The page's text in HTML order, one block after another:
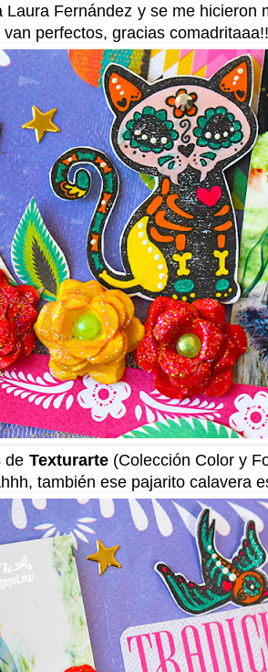
Fernández y se me hicieron
perfectos, gracias
de Texturarte(Colección Color y
también ese pajarito calavera